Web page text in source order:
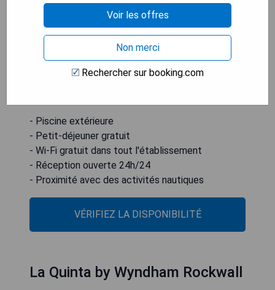
accessible en soirée pour le plaisir des clients,
tandis qu'un petit-déjeuner gratuit est servi
chaque matin. La région est prisée pour le golf, la
navigation de plaisance, la pêche et les activités
aquatiques. Dallas se trouve à 32 km du SpringHill
Suites by Marriott Dallas Rockwall et Plano à 24
- Piscine extérieure
- Petit-déjeuner gratuit
- Wi-Fi gratuit dans tout l'établissement
- Réception ouverte 24h/24
- Proximité avec des activités nautiques
VÉRIFIEZ LA DISPONIBILITÉ
La Quinta by Wyndham Rockwall
Voir les offres
Non merci
Rechercher sur booking.com